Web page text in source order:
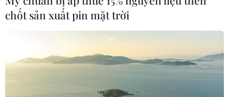
chốt sản xuất pin mặt trời